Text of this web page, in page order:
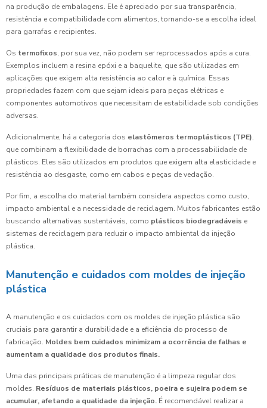
na produção de embalagens. Ele é apreciado por sua transparência,
resistência e compatibilidade com alimentos, tornando-se a escolha ideal
para garrafas e recipientes.
Os termofixos, por sua vez, não podem ser reprocessados após a cura.
Exemplos incluem a resina epóxi e a baquelite, que são utilizadas em
aplicações que exigem alta resistência ao calor e à química. Essas
propriedades fazem com que sejam ideais para peças elétricas e
componentes automotivos que necessitam de estabilidade sob condições
adversas.
Adicionalmente, há a categoria dos elastômeros termoplásticos (TPE),
que combinam a flexibilidade de borrachas com a processabilidade de
plásticos. Eles são utilizados em produtos que exigem alta elasticidade e
resistência ao desgaste, como em cabos e peças de vedação.
Por fim, a escolha do material também considera aspectos como custo,
impacto ambiental e a necessidade de reciclagem. Muitos fabricantes estão
buscando alternativas sustentáveis, como plásticos biodegradáveis e
sistemas de reciclagem para reduzir o impacto ambiental da injeção
plástica.
Manutenção e cuidados com moldes de injeção
plástica
A manutenção e os cuidados com os moldes de injeção plástica são
cruciais para garantir a durabilidade e a eficiência do processo de
fabricação. Moldes bem cuidados minimizam a ocorrência de falhas e
aumentam a qualidade dos produtos finais.
Uma das principais práticas de manutenção é a limpeza regular dos
moldes. Resíduos de materiais plásticos, poeira e sujeira podem se
acumular, afetando a qualidade da injeção. É recomendável realizar a